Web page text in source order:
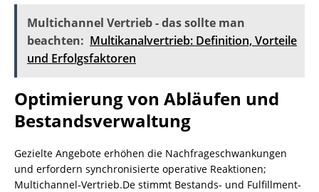
Multichannel Vertrieb - das sollte man
beachten: Multikanalvertrieb: Definition, Vorteile
und Erfolgsfaktoren
Optimierung von Abläufen und
Bestandsverwaltung
Gezielte Angebote erhöhen die Nachfrageschwankungen
und erfordern synchronisierte operative Reaktionen;
Multichannel-Vertrieb.De stimmt Bestands- und Fulfillment-